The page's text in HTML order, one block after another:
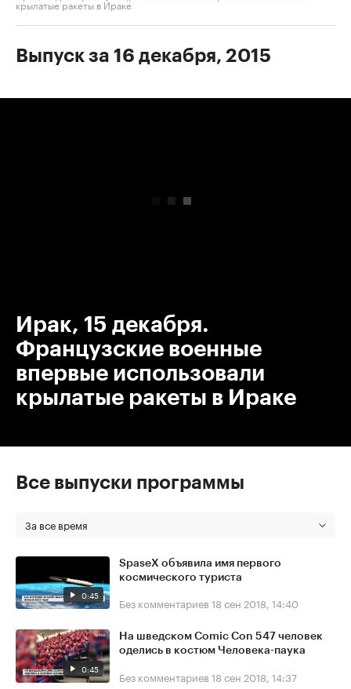
крылатые ракеты в Ираке
Выпуск за 16 декабря, 2015
Ирак, 15 декабря.
Французские военные
впервые использовали
крылатые ракеты в Ираке
Все выпуски программы
За все время
0:45
SpaseX объявила имя первого
космического туриста
Без комментариев 18 сен 2018, 14:40
0:45
На шведском Comic Con 547 человек
оделись в костюм Человека-паука
Без комментариев 18 сен 2018, 14:37